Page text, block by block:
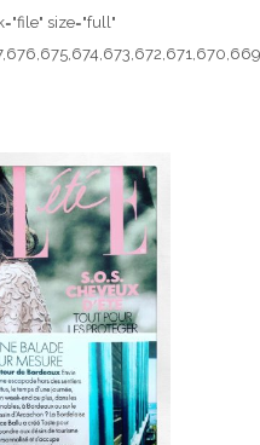
size="full"